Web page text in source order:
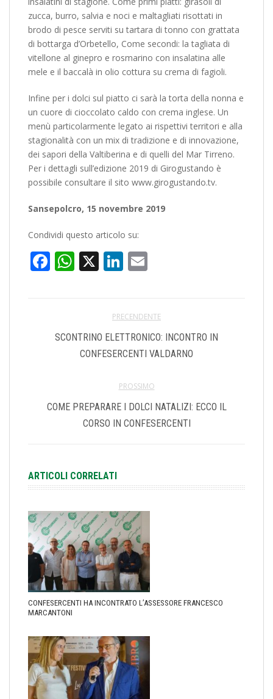
zucca, burro, salvia e noci e maltagliati risottati in
brodo di pesce serviti su tartara di tonno con grattata
di bottarga d’Orbetello, Come secondi: la tagliata di
vitellone al ginepro e rosmarino con insalatina alle
mele e il baccalà in olio cottura su crema di fagioli.
Infine per i dolci sul piatto ci sarà la torta della nonna e
un cuore di cioccolato caldo con crema inglese. Un
menù particolarmente legato ai rispettivi territori e alla
stagionalità con un mix di tradizione e di innovazione,
dei sapori della Valtiberina e di quelli del Mar Tirreno.
Per i dettagli sull’edizione 2019 di Girogustando è
possibile consultare il sito www.girogustando.tv.
Sansepolcro, 15 novembre 2019
Condividi questo articolo su:
Facebook
WhatsApp
X LinkedIn
PRECENDENTE
SCONTRINO ELETTRONICO: INCONTRO IN
CONFESERCENTI VALDARNO
PROSSIMO
COME PREPARARE I DOLCI NATALIZI: ECCO IL
CORSO IN CONFESERCENTI
ARTICOLI CORRELATI
CONFESERCENTI HA INCONTRATO L’ASSESSORE FRANCESCO
MARCANTONI